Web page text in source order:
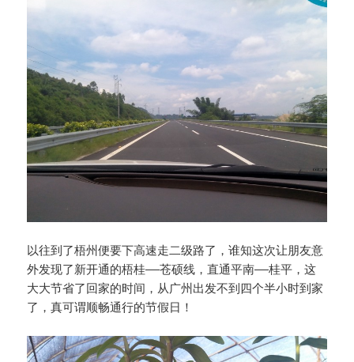
以往到了梧州便要下高速走二级路了，谁知这次让朋友意
外发现了新开通的梧桂——苍硕线，直通平南——桂平，这
大大节省了回家的时间，从广州出发不到四个半小时到家
了，真可谓顺畅通行的节假日！